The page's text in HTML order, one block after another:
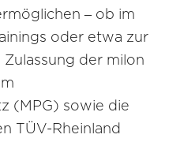
– ob im
oder etwa zur
der milon
(MPG) sowie die
TÜV-Rheinland